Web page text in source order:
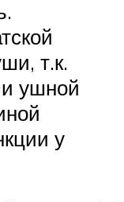
т.к.
и ушной
у